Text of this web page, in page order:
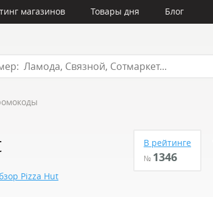
магазинов Товары дня Блог
В рейтинге
№ 1346
Pizza Hut